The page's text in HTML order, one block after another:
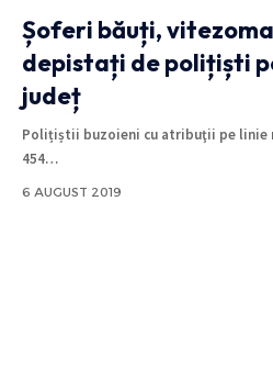
Șoferi băuți,
depistați de polițiști
județ
Polițiștii buzoieni cu atribuţii pe linie
454…
6 AUGUST 2019